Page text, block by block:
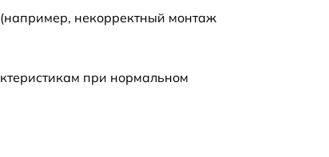
некорректный монтаж
при нормальном